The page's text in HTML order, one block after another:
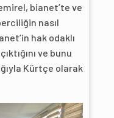
bianet’te ve
nasıl
hak odaklı
ve bunu
Kürtçe olarak